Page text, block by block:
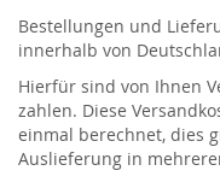
Bestellungen und
innerhalb von
Hierfür sind von Ihnen
zahlen. Diese
einmal berechnet, dies
Auslieferung in